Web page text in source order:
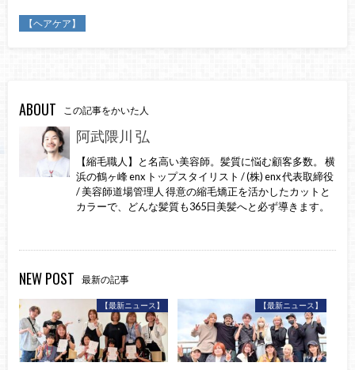
【ヘアケア】
ABOUT この記事をかいた人
阿武隈川 弘
【縮毛職人】と名高い美容師。髪質に悩む顧客多数。 横
浜の鶴ヶ峰 enx トップスタイリスト / (株) enx 代表取締役
/ 美容師道場管理人 得意の縮毛矯正を活かしたカットと
カラーで、どんな髪質も365日美髪へと必ず導きます。
NEW POST 最新の記事
【最新ニュース】 【最新ニュース】